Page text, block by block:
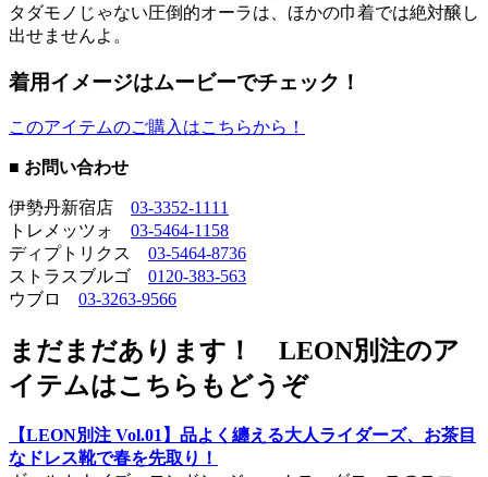
タダモノじゃない圧倒的オーラは、ほかの巾着では絶対醸し
出せませんよ。
着用イメージはムービーでチェック！
このアイテムのご購入はこちらから！
■ お問い合わせ
伊勢丹新宿店 03-3352-1111
トレメッツォ 03-5464-1158
ディプトリクス 03-5464-8736
ストラスブルゴ 0120-383-563
ウブロ 03-3263-9566
まだまだあります！ LEON別注のア
イテムはこちらもどうぞ
【LEON別注 Vol.01】品よく纏える大人ライダーズ、お茶目
なドレス靴で春を先取り！